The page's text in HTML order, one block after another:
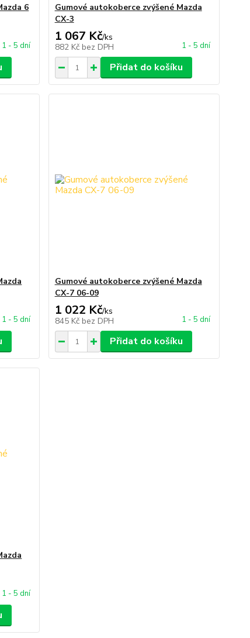
6
1 - 5 dní
Gumové autokoberce zvýšené Mazda
CX-3
1 067 Kč/ks
882 Kč bez DPH 1 - 5 dní
Přidat do košíku
1 - 5 dní
Gumové autokoberce zvýšené Mazda
CX-7 06-09
1 022 Kč/ks
845 Kč bez DPH 1 - 5 dní
Přidat do košíku
1 - 5 dní